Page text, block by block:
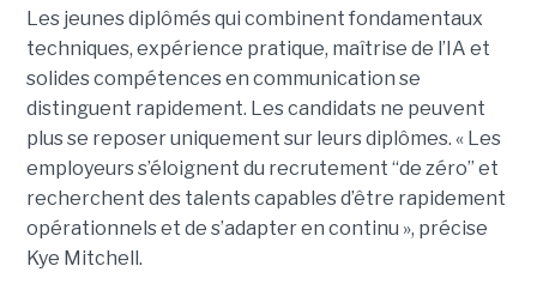
Les jeunes diplômés qui combinent fondamentaux
techniques, expérience pratique, maîtrise de l’IA et
solides compétences en communication se
distinguent rapidement. Les candidats ne peuvent
plus se reposer uniquement sur leurs diplômes. « Les
employeurs s’éloignent du recrutement “de zéro” et
recherchent des talents capables d’être rapidement
opérationnels et de s’adapter en continu », précise
Kye Mitchell.